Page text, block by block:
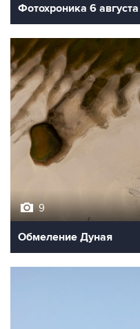
Фотохроника 6 августа
9
Обмеление Дуная